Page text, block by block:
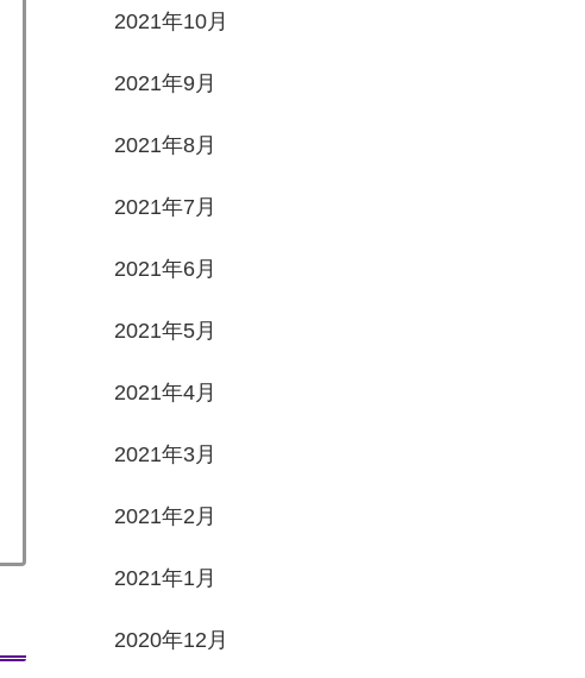
2021年10月
2021年9月
2021年8月
2021年7月
2021年6月
2021年5月
2021年4月
2021年3月
2021年2月
2021年1月
2020年12月